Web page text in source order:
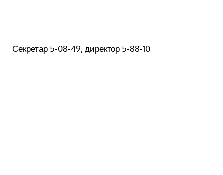
Секретар 5-08-49, директор 5-88-10